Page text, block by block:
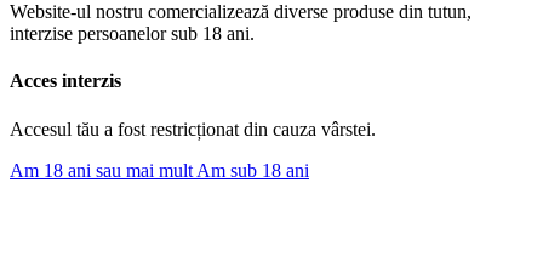
Website-ul nostru comercializează diverse produse din tutun,
interzise persoanelor sub 18 ani.
Acces interzis
Accesul tău a fost restricționat din cauza vârstei.
Am 18 ani sau mai mult Am sub 18 ani